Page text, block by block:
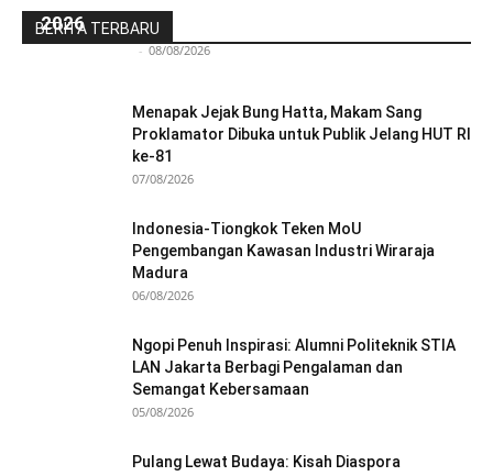
BERITA TERBARU
2026
- 08/08/2026
Menapak Jejak Bung Hatta, Makam Sang
Proklamator Dibuka untuk Publik Jelang HUT RI
ke-81
07/08/2026
Indonesia-Tiongkok Teken MoU
Pengembangan Kawasan Industri Wiraraja
Madura
06/08/2026
Ngopi Penuh Inspirasi: Alumni Politeknik STIA
LAN Jakarta Berbagi Pengalaman dan
Semangat Kebersamaan
05/08/2026
Pulang Lewat Budaya: Kisah Diaspora